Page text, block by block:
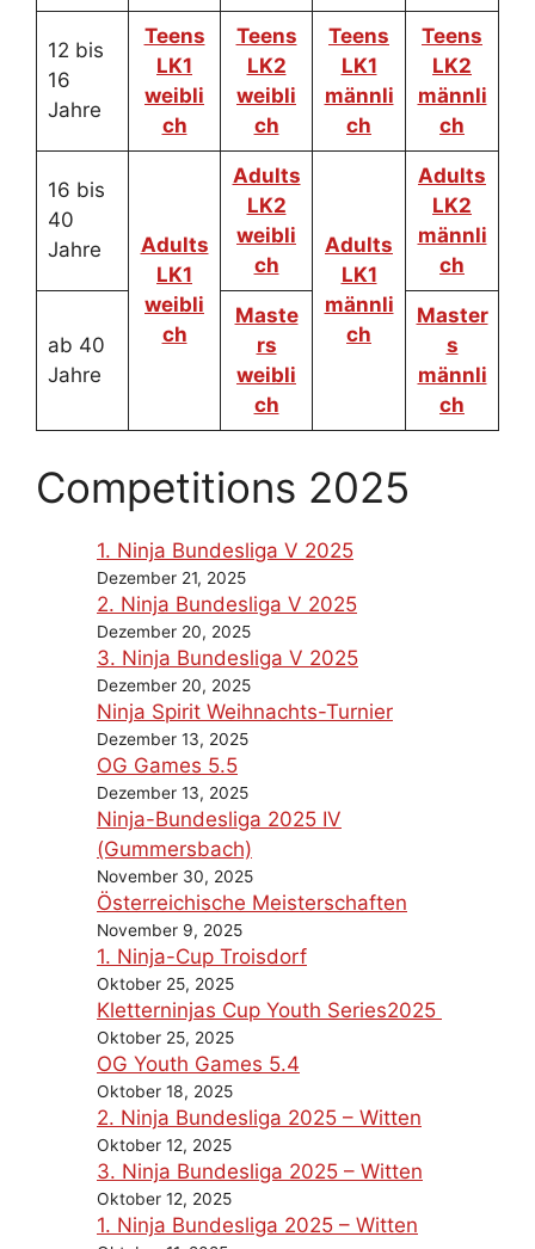
12 bis
16
Jahre
Teens
LK1
weibli
ch
Teens
LK2
weibli
ch
Teens
LK1
männli
ch
Teens
LK2
männli
ch
16 bis
40
Jahre
Adults
LK1
weibli
ch
Adults
LK2
weibli
ch
Adults
LK1
männli
ch
Adults
LK2
männli
ch
ab 40
Jahre
Maste
rs
weibli
ch
Master
s
männli
ch
Competitions 2025
1. Ninja Bundesliga V 2025
Dezember 21, 2025
2. Ninja Bundesliga V 2025
Dezember 20, 2025
3. Ninja Bundesliga V 2025
Dezember 20, 2025
Ninja Spirit Weihnachts-Turnier
Dezember 13, 2025
OG Games 5.5
Dezember 13, 2025
Ninja-Bundesliga 2025 IV
(Gummersbach)
November 30, 2025
Österreichische Meisterschaften
November 9, 2025
1. Ninja-Cup Troisdorf
Oktober 25, 2025
Kletterninjas Cup Youth Series2025
Oktober 25, 2025
OG Youth Games 5.4
Oktober 18, 2025
2. Ninja Bundesliga 2025 – Witten
Oktober 12, 2025
3. Ninja Bundesliga 2025 – Witten
Oktober 12, 2025
1. Ninja Bundesliga 2025 – Witten